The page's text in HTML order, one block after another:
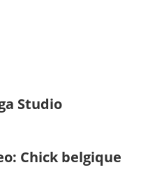
Studio
Chick belgique